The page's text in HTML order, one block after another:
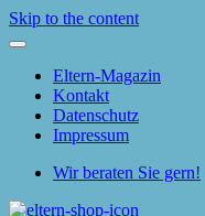
Skip to the content
Eltern-Magazin
Kontakt
Datenschutz
Impressum
Wir beraten Sie gern!